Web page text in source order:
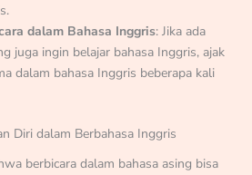
dalam Bahasa Inggris: Jika ada
juga ingin belajar bahasa Inggris, ajak
dalam bahasa Inggris beberapa kali
Diri dalam Berbahasa Inggris
berbicara dalam bahasa asing bisa